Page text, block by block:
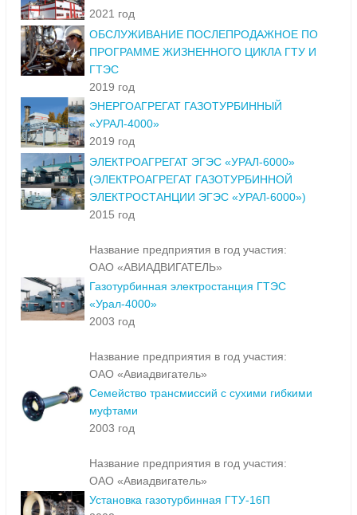
2021 год
ОБСЛУЖИВАНИЕ ПОСЛЕПРОДАЖНОЕ ПО
ПРОГРАММЕ ЖИЗНЕННОГО ЦИКЛА ГТУ И
ГТЭС
2019 год
ЭНЕРГОАГРЕГАТ ГАЗОТУРБИННЫЙ
«УРАЛ-4000»
2019 год
ЭЛЕКТРОАГРЕГАТ ЭГЭС «УРАЛ-6000»
(ЭЛЕКТРОАГРЕГАТ ГАЗОТУРБИННОЙ
ЭЛЕКТРОСТАНЦИИ ЭГЭС «УРАЛ-6000»)
2015 год
Название предприятия в год участия:
ОАО «АВИАДВИГАТЕЛЬ»
Газотурбинная электростанция ГТЭС
«Урал-4000»
2003 год
Название предприятия в год участия:
ОАО «Авиадвигатель»
Семейство трансмиссий с сухими гибкими
муфтами
2003 год
Название предприятия в год участия:
ОАО «Авиадвигатель»
Установка газотурбинная ГТУ-16П